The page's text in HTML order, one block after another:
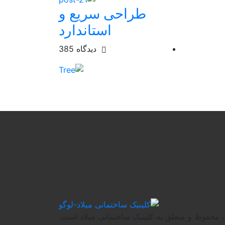
طراحی سریع و
استاندارد
دیدگاه 385